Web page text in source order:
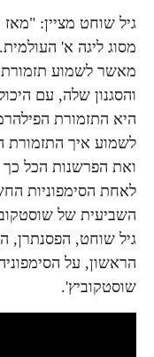
גיל שוחט מציין:
מסוג ליגה א'
מאשר לשמוע
והסגנון שלה, עם
היא התזמורת
לשמוע איך התזמורת
ואת הפרשנות הכל כך
השביעית של
גיל שוחט, הפסנתרן,
הראשון, על
שוסטקוביץ'.